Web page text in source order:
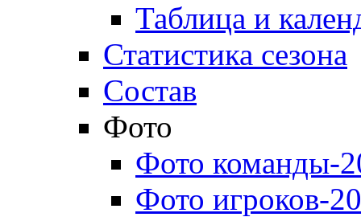
Таблица и
Статистика сезона
Состав
Фото
Фото команды-
Фото игроков-